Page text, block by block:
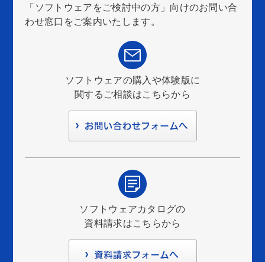
「ソフトウェアをご検討中の方」向けのお問い合
わせ窓口をご案内いたします。
ソフトウェアの購入や体験版に
関するご相談はこちらから
ソフトウェアカタログの
資料請求はこちらから